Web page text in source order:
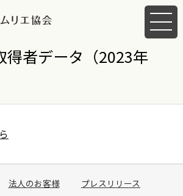
メ
ニ
ー
く
得者データ（2023年
法人のお客様
プレスリリース